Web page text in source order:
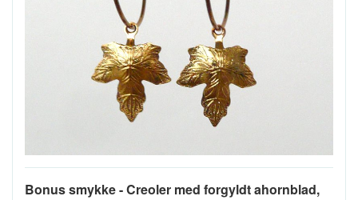
Bonus smykke - Creoler med forgyldt ahornblad,